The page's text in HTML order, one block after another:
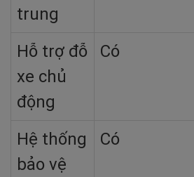
trung
Hỗ trợ đỗ
xe chủ
động
Có
Hệ thống
bảo vệ
Có